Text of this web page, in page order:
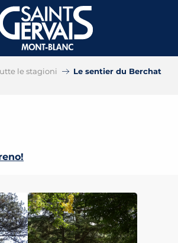
le stagioni Le sentier du Berchat